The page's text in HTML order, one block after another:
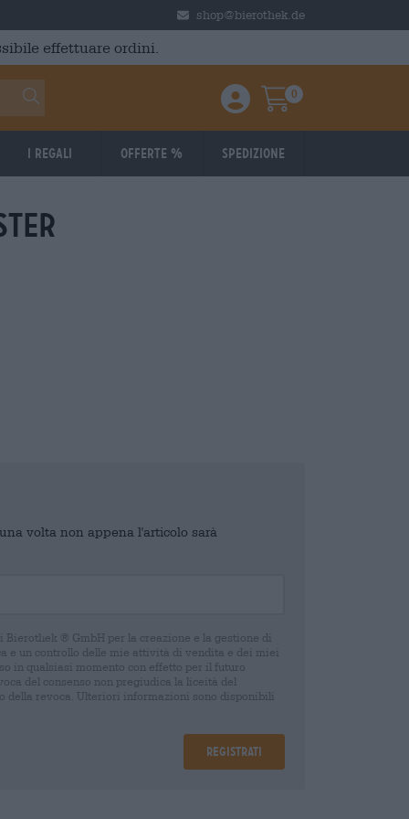
shop@bierothek.de
effettuare ordini.
Einloggen / Anmelden
Warenkorb
0
I regali Offerte % Spedizione
volta non appena l'articolo sarà
® GmbH per la creazione e la gestione di
e un controllo delle mie attività di vendita e dei miei
in qualsiasi momento con effetto per il futuro
del consenso non pregiudica la liceità del
della revoca. Ulteriori informazioni sono disponibili
Registrati